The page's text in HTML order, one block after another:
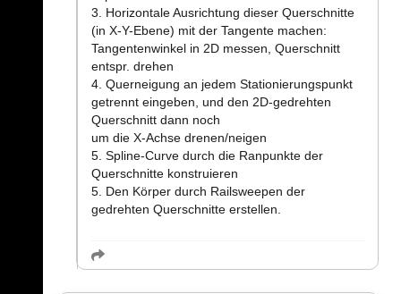
3. Horizontale Ausrichtung dieser Querschnitte
(in X-Y-Ebene) mit der Tangente machen:
Tangentenwinkel in 2D messen, Querschnitt
entspr. drehen
4. Querneigung an jedem Stationierungspunkt
getrennt eingeben, und den 2D-gedrehten
Querschnitt dann noch
um die X-Achse drenen/neigen
5. Spline-Curve durch die Ranpunkte der
Querschnitte konstruieren
5. Den Körper durch Railsweepen der
gedrehten Querschnitte erstellen.